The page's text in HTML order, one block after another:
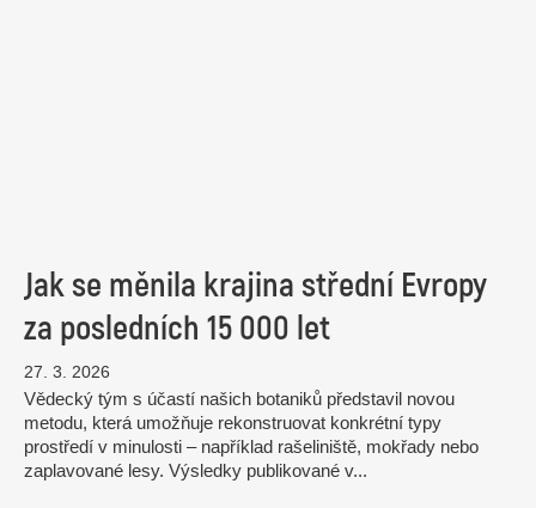
Jak se měnila krajina střední Evropy
za posledních 15 000 let
27. 3. 2026
Vědecký tým s účastí našich botaniků představil novou
metodu, která umožňuje rekonstruovat konkrétní typy
prostředí v minulosti – například rašeliniště, mokřady nebo
zaplavované lesy. Výsledky publikované v...